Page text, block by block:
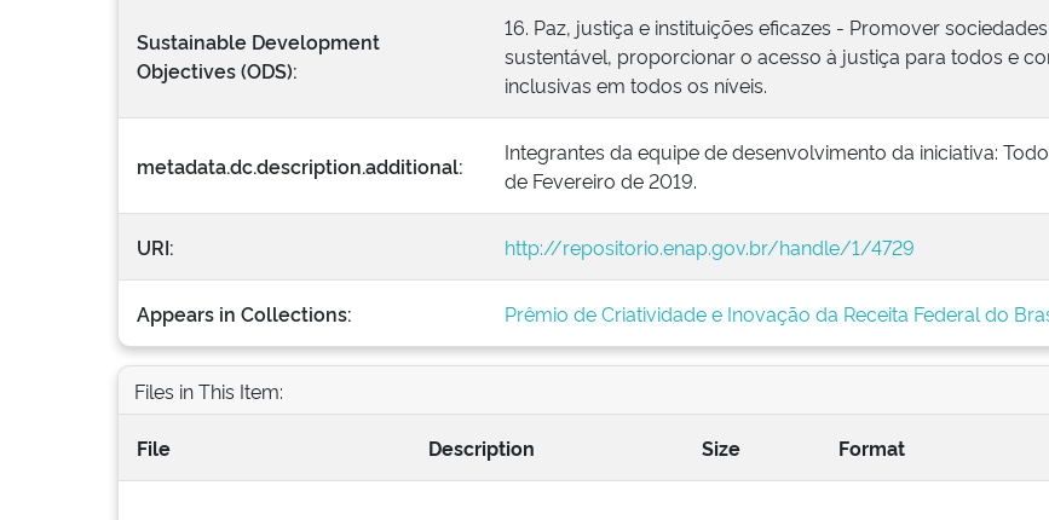
Sustainable Development
Objectives (ODS):
16. Paz, justiça e instituições eficazes - Promover
sustentável, proporcionar o acesso à justiça para todos e
inclusivas em todos os níveis.
metadata.dc.description.additional:
Integrantes da equipe de desenvolvimento da iniciativa:
de Fevereiro de 2019.
URI: http://repositorio.enap.gov.br/handle/1/4729
Appears in Collections: Prêmio de Criatividade e Inovação da Receita Federal do
Files in This Item:
File Description Size Format